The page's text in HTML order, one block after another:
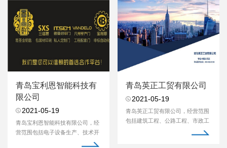
青岛宝利恩智能科技有
限公司
2021-05-19
​青岛宝利恩智能科技有限公司，经
营范围包括电子设备生产、技术开
青岛英正工贸有限公司
2021-05-19
​青岛英正工贸有限公司，经营范围
包括建筑工程、公路工程、市政工